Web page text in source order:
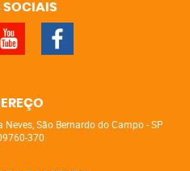
SOCIAIS
Neves, São Bernardo do Campo-SP
370